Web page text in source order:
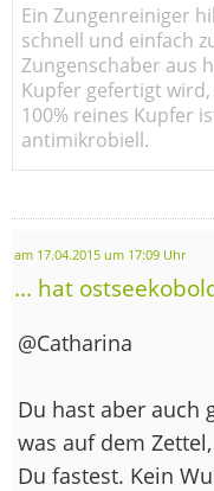
Ein Zungenreiniger
schnell und einfach
Zungenschaber aus
Kupfer gefertigt
100% reines Kupfer
antimikrobiell.
am 17.04.2015 um 17:09 Uhr
... hat
@Catharina
Du hast aber auch
was auf dem
Du fastest. Kein